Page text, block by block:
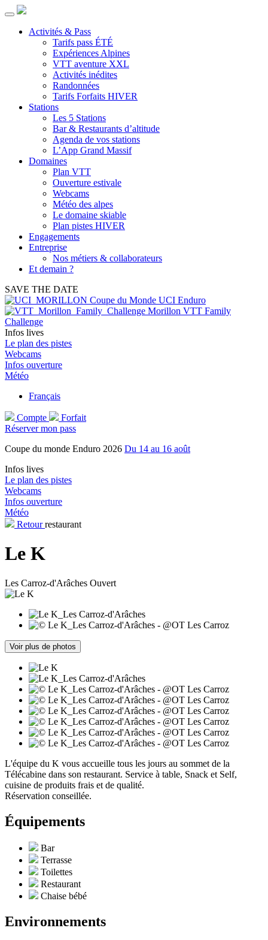
Activités & Pass
Tarifs pass ÉTÉ
Expériences Alpines
VTT aventure XXL
Activités inédites
Randonnées
Tarifs Forfaits HIVER
Stations
Les 5 Stations
Bar & Restaurants d’altitude
Agenda de vos stations
L’App Grand Massif
Domaines
Plan VTT
Ouverture estivale
Webcams
Météo des alpes
Le domaine skiable
Plan pistes HIVER
Engagements
Entreprise
Nos métiers & collaborateurs
Et demain ?
SAVE THE DATE
Coupe du Monde UCI Enduro
Morillon VTT Family
Challenge
Infos lives
Le plan des pistes
Webcams
Infos ouverture
Météo
Français
Compte
Forfait
Réserver mon pass
Coupe du monde Enduro 2026 Du 14 au 16 août
Infos lives
Le plan des pistes
Webcams
Infos ouverture
Météo
Retourrestaurant
Le K
Les Carroz-d'Arâches Ouvert
Voir plus de photos
L'équipe du K vous accueille tous les jours au sommet de la
Télécabine dans son restaurant. Service à table, Snack et Self,
cuisine de produits frais et de qualité.
Réservation conseillée.
Équipements
Bar
Terrasse
Toilettes
Restaurant
Chaise bébé
Environnements